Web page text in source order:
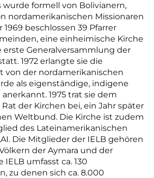
wurde formell von Bolivianern,
nordamerikanischen Missionaren
beschlossen 39 Pfarrer
eine einheimische Kirche
erste Generalversammlung der
1972 erlangte sie die
von der nordamerikanischen
als eigenständige, indigene
1975 trat sie dem
der Kirchen bei, ein Jahr später
Weltbund. Die Kirche ist zudem
des Lateinamerikanischen
Die Mitglieder der IELB gehören
der Aymara und der
IELB umfasst ca. 130
zu denen sich ca. 8.000